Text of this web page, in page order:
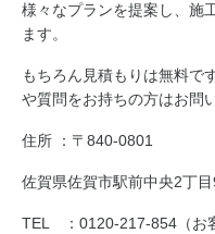
様々なプランを提案し、施
ます。
もちろん見積もりは無料で
や質問をお持ちの方はお問
住所 ：〒840-0801
佐賀県佐賀市駅前中央2丁
TEL ：0120-217-854（お